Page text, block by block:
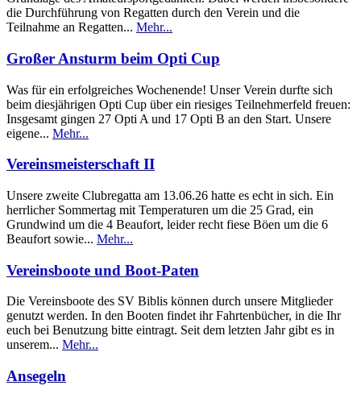
die Durchführung von Regatten durch den Verein und die
Teilnahme an Regatten... Mehr...
Großer Ansturm beim Opti Cup
Was für ein erfolgreiches Wochenende! Unser Verein durfte sich
beim diesjährigen Opti Cup über ein riesiges Teilnehmerfeld freuen:
Insgesamt gingen 27 Opti A und 17 Opti B an den Start. Unsere
eigene... Mehr...
Vereinsmeisterschaft II
Unsere zweite Clubregatta am 13.06.26 hatte es echt in sich. Ein
herrlicher Sommertag mit Temperaturen um die 25 Grad, ein
Grundwind um die 4 Beaufort, leider recht fiese Böen um die 6
Beaufort sowie... Mehr...
Vereinsboote und Boot-Paten
Die Vereinsboote des SV Biblis können durch unsere Mitglieder
genutzt werden. In den Booten findet ihr Fahrtenbücher, in die Ihr
euch bei Benutzung bitte eintragt. Seit dem letzten Jahr gibt es in
unserem... Mehr...
Ansegeln